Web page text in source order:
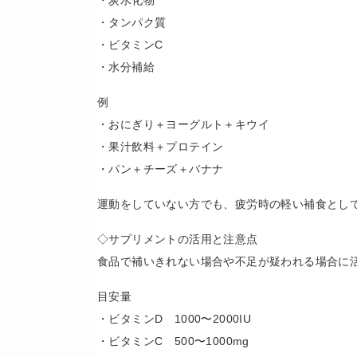
・タンパク質
・ビタミンC
・水分補給
例
・おにぎり＋ヨーグルト＋キウイ
・果汁飲料＋プロテイン
・パン＋チーズ＋バナナ
運動をしていない方でも、疲労時の軽い補食とし
◇サプリメントの活用と注意点
食品で補いきれない場合や不足が疑われる場合に
目安量
・ビタミンD 1000〜2000IU
・ビタミンC 500〜1000mg